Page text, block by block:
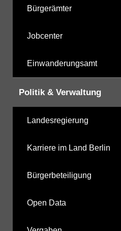
Bürgerämter
Jobcenter
Einwanderungsamt
Politik & Verwaltung
Landesregierung
Karriere im Land Berlin
Bürgerbeteiligung
Open Data